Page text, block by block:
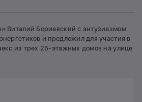
Виталий Бориевский с энтузиазмом
и предложил для участия в
из трех 25-этажных домов на улице